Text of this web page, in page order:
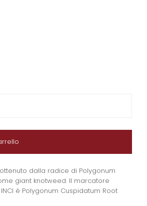
gigante 10:1 (Polygonum
di nodo gigante 10:1
dalla radice di Polygonum
giant knotweed. Il marcatore
è Polygonum Cuspidatum Root